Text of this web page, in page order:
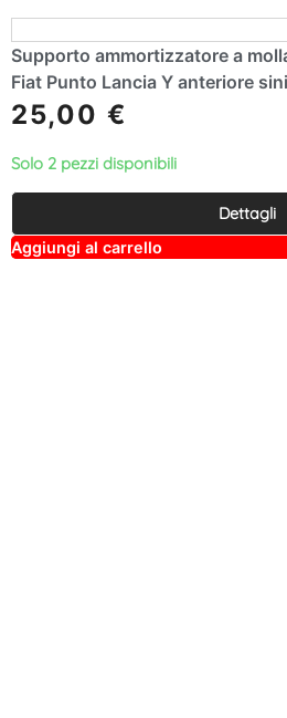
Supporto ammortizzatore a
Fiat Punto Lancia Y anteriore
25,00 €
Solo 2 pezzi disponibili
Dettagli
Aggiungi al carrello
lt